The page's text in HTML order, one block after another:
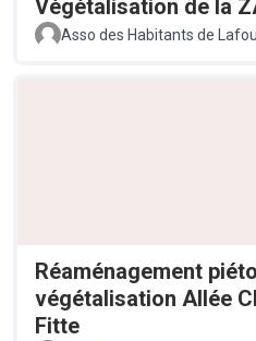
Végétalisation de la
Asso des Habitants de
Réaménagement
végétalisation Allée
Fitte